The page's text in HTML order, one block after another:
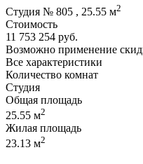
Студия № 805 , 25.55 м2
Стоимость
11 753 254 руб.
Возможно применение
Все характеристики
Количество комнат
Студия
Общая площадь
25.55 м2
Жилая площадь
23.13 м2